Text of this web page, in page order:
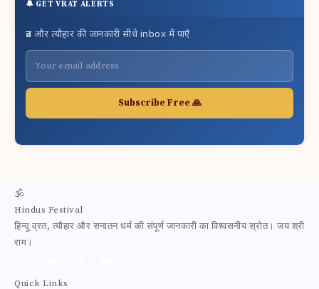
🔔 GET VRAT ALERTS
व्रत और त्यौहार की जानकारी सीधे inbox में पाएँ
Subscribe Free 🙏
🕉
Hindus Festival
हिन्दू व्रत, त्यौहार और सनातन धर्म की संपूर्ण जानकारी का विश्वसनीय स्रोत। जय श्री
राम।
Quick Links